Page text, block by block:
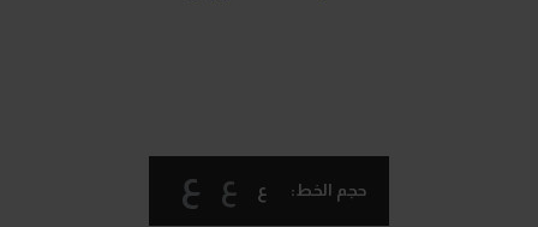
حجم الخط: ع ع ع